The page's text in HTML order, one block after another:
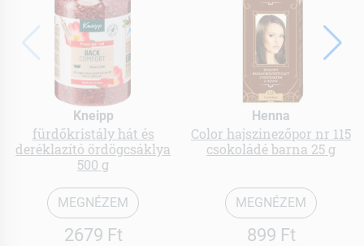
Kneipp
fürdőkristály hát és
deréklazító ördögcsáklya
500 g
MEGNÉZEM
2679 Ft
Henna
Color hajszinezőpor nr 115
csokoládé barna 25 g
MEGNÉZEM
899 Ft